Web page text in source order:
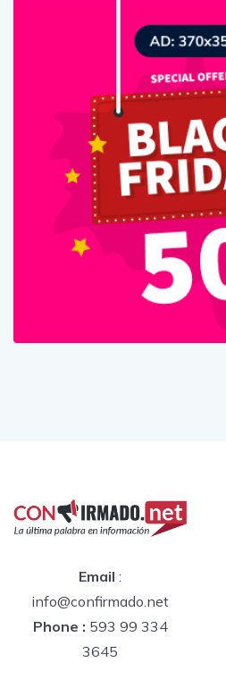
Email :
info@confirmado.net
Phone : 593 99 334
3645